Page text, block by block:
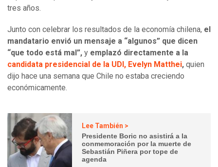
tres años.
Junto con celebrar los resultados de la economía chilena, el
mandatario envió un mensaje a “algunos” que dicen
“que todo está mal”, y emplazó directamente a la
candidata presidencial de la UDI, Evelyn Matthei, quien
dijo hace una semana que Chile no estaba creciendo
económicamente.
Lee También >
Presidente Boric no asistirá a la
conmemoración por la muerte de
Sebastián Piñera por tope de
agenda